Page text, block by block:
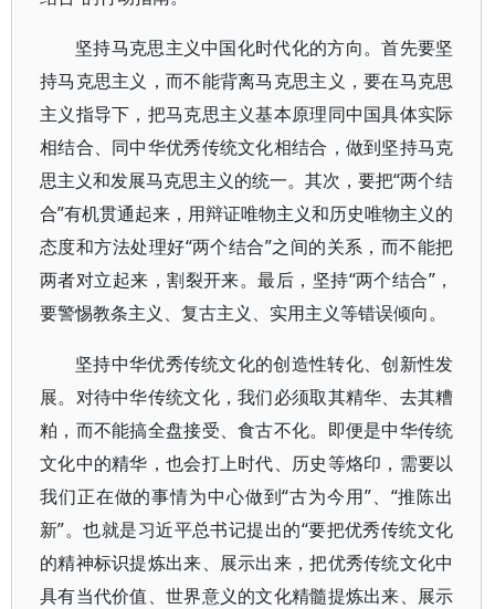
坚持马克思主义中国化时代化的方向。首先要坚
持马克思主义，而不能背离马克思主义，要在马克思
主义指导下，把马克思主义基本原理同中国具体实际
相结合、同中华优秀传统文化相结合，做到坚持马克
思主义和发展马克思主义的统一。其次，要把“两个结
合”有机贯通起来，用辩证唯物主义和历史唯物主义的
态度和方法处理好“两个结合”之间的关系，而不能把
两者对立起来，割裂开来。最后，坚持“两个结合”，
要警惕教条主义、复古主义、实用主义等错误倾向。
坚持中华优秀传统文化的创造性转化、创新性发
展。对待中华传统文化，我们必须取其精华、去其糟
粕，而不能搞全盘接受、食古不化。即便是中华传统
文化中的精华，也会打上时代、历史等烙印，需要以
我们正在做的事情为中心做到“古为今用”、“推陈出
新”。也就是习近平总书记提出的“要把优秀传统文化
的精神标识提炼出来、展示出来，把优秀传统文化中
具有当代价值、世界意义的文化精髓提炼出来、展示